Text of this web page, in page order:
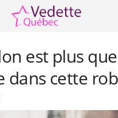
est plus que
dans cette